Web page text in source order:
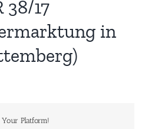
38/17
in
Your Platform!